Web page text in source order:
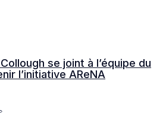
se joint à l’équipe du
l’initiative AReNA